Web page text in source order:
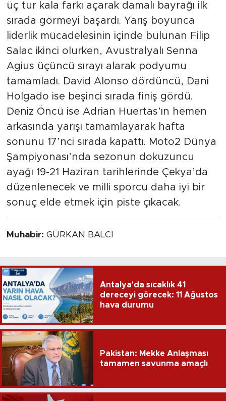
üç tur kala farkı açarak damalı bayrağı ilk
sırada görmeyi başardı. Yarış boyunca
liderlik mücadelesinin içinde bulunan Filip
Salac ikinci olurken, Avustralyalı Senna
Agius üçüncü sırayı alarak podyumu
tamamladı. David Alonso dördüncü, Dani
Holgado ise beşinci sırada finiş gördü.
Deniz Öncü ise Adrian Huertas’ın hemen
arkasında yarışı tamamlayarak hafta
sonunu 17’nci sırada kapattı. Moto2 Dünya
Şampiyonası’nda sezonun dokuzuncu
ayağı 19-21 Haziran tarihlerinde Çekya’da
düzenlenecek ve milli sporcu daha iyi bir
sonuç elde etmek için piste çıkacak.
Muhabir: GÜRKAN BALCI
Antalya'da sıcaklık 41
dereceyi görecek: 11 Ağustos
hava durumu
Pakistan: Mekke Anlaşması
tamamen savunma amaçlı